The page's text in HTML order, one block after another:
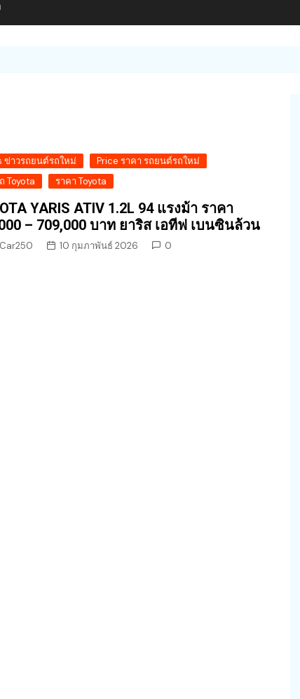
ข่าวรถยนต์รถใหม่
Price ราคา รถยนต์รถใหม่
Toyota
ราคา Toyota
YARIS ATIV 1.2L 94 แรงม้า ราคา
– 709,000 บาท ยาริส เอทีฟ เบนซินล้วน
10 กุมภาพันธ์ 2026 0